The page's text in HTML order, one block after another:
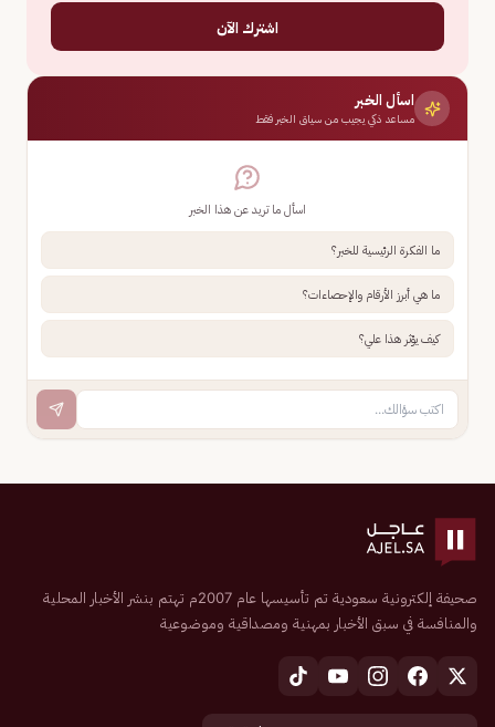
اشترك الآن
اسأل الخبر
مساعد ذكي يجيب من سياق الخبر فقط
اسأل ما تريد عن هذا الخبر
ما الفكرة الرئيسية للخبر؟
ما هي أبرز الأرقام والإحصاءات؟
كيف يؤثر هذا علي؟
صحيفة إلكترونية سعودية تم تأسيسها عام 2007م تهتم بنشر الأخبار المحلية
والمنافسة في سبق الأخبار بمهنية ومصداقية وموضوعية